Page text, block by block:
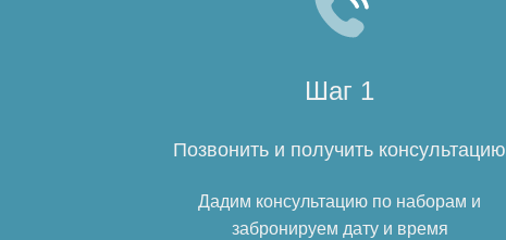
Шаг 1
Позвонить и получить консультацию
Дадим консультацию по наборам и
забронируем дату и время